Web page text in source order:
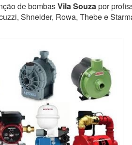
de bombasVila Souzapor
Shneider, Rowa, Thebe e